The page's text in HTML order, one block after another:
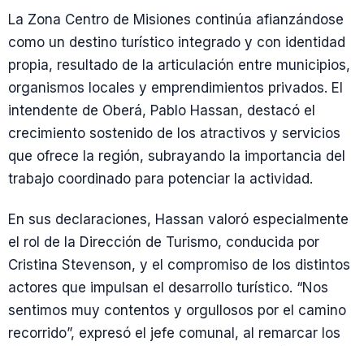
La Zona Centro de Misiones continúa afianzándose
como un destino turístico integrado y con identidad
propia, resultado de la articulación entre municipios,
organismos locales y emprendimientos privados. El
intendente de Oberá, Pablo Hassan, destacó el
crecimiento sostenido de los atractivos y servicios
que ofrece la región, subrayando la importancia del
trabajo coordinado para potenciar la actividad.
En sus declaraciones, Hassan valoró especialmente
el rol de la Dirección de Turismo, conducida por
Cristina Stevenson, y el compromiso de los distintos
actores que impulsan el desarrollo turístico. “Nos
sentimos muy contentos y orgullosos por el camino
recorrido”, expresó el jefe comunal, al remarcar los